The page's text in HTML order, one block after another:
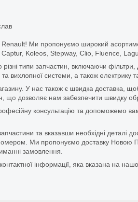
Renault! Ми пропонуємо широкий
Koleos, Stepway, Clio, Fluence,
типи запчастин, включаючи фільтри,
системи, а також електрику та
У нас також є швидка доставка,
дозволяє нам забезпечити швидку
консультацію та допоможемо
та вказавши необхідні деталі
Ми пропонуємо доставку Новою
замовлення.
інформації, яка вказана на